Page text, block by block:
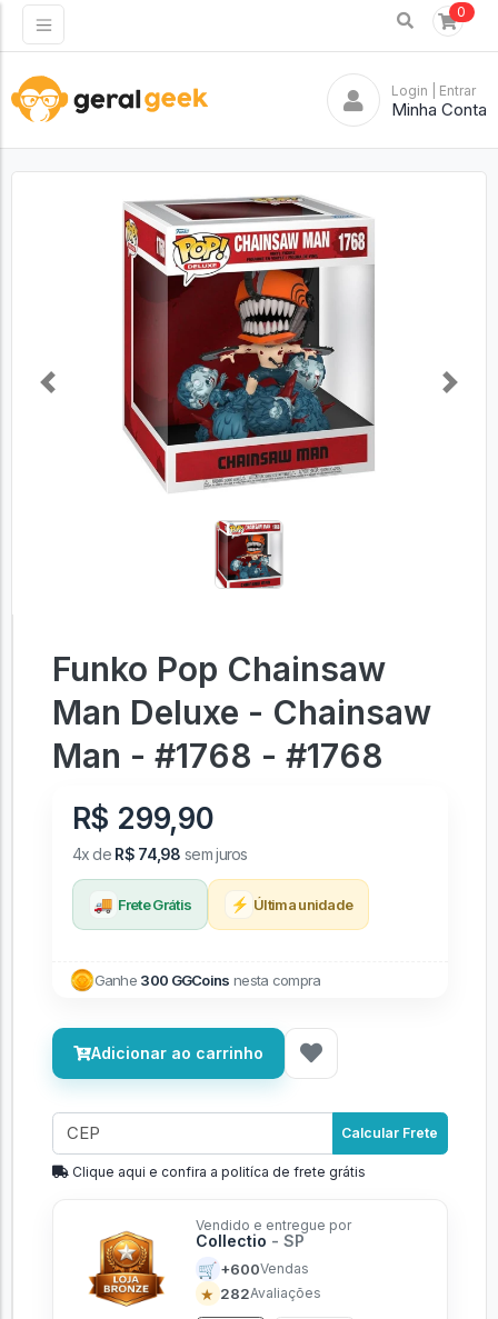
0
Login | Entrar
Minha Conta
Previous Next
Funko Pop Chainsaw
Man Deluxe - Chainsaw
Man - #1768 - #1768
R$ 299,90
4x de R$ 74,98 sem juros
🚚 Frete Grátis ⚡ Última unidade
Ganhe 300 GGCoins nesta compra
Adicionar ao carrinho
Calcular Frete
Clique aqui e confira a politíca de frete grátis
Vendido e entregue por
Collectio - SP
🛒 +600Vendas
★ 282Avaliações